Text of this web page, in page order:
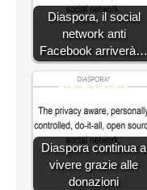
Diaspora, il social
network anti
Facebook arriverà…
Diaspora continua a
vivere grazie alle
donazioni